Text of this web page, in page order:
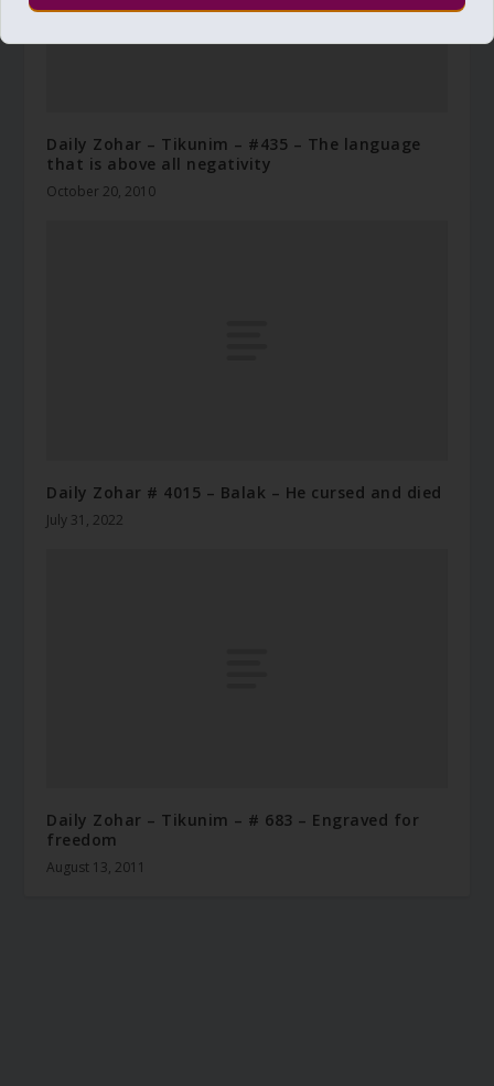
Daily Zohar – Tikunim – #435 – The language
that is above all negativity
October 20, 2010
Daily Zohar # 4015 – Balak – He cursed and died
July 31, 2022
Daily Zohar – Tikunim – # 683 – Engraved for
freedom
August 13, 2011